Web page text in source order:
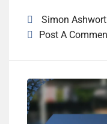
Simon
Post A